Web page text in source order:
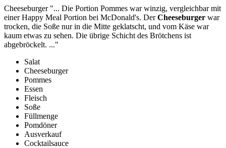
Cheeseburger "... Die Portion Pommes war winzig, vergleichbar mit
einer Happy Meal Portion bei McDonald's. DerCheeseburger war
trocken, die Soße nur in die Mitte geklatscht, und vom Käse war
kaum etwas zu sehen. Die übrige Schicht des Brötchens ist
abgebröckelt. ..."
Salat
Cheeseburger
Pommes
Essen
Fleisch
Soße
Füllmenge
Pomdöner
Ausverkauf
Cocktailsauce